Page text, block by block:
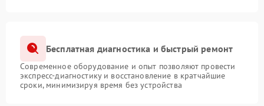
Бесплатная диагностика и быстрый ремонт
Современное оборудование и опыт позволяют провести
экспресс-диагностику и восстановление в кратчайшие
сроки, минимизируя время без устройства